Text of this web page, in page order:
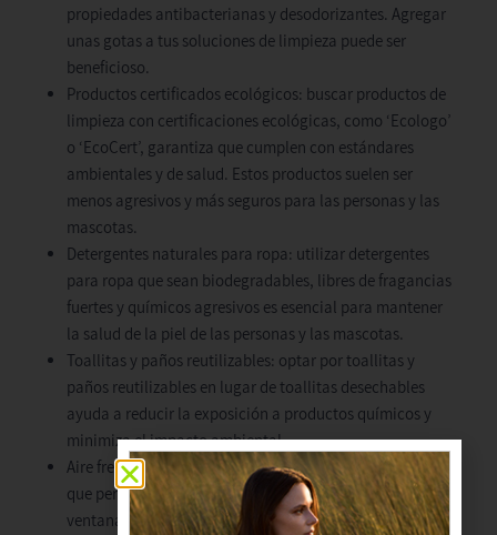
propiedades antibacterianas y desodorizantes. Agregar
unas gotas a tus soluciones de limpieza puede ser
beneficioso.
Productos certificados ecológicos: buscar productos de
limpieza con certificaciones ecológicas, como ‘Ecologo’
o ‘EcoCert’, garantiza que cumplen con estándares
ambientales y de salud. Estos productos suelen ser
menos agresivos y más seguros para las personas y las
mascotas.
Detergentes naturales para ropa: utilizar detergentes
para ropa que sean biodegradables, libres de fragancias
fuertes y químicos agresivos es esencial para mantener
la salud de la piel de las personas y las mascotas.
Toallitas y paños reutilizables: optar por toallitas y
paños reutilizables en lugar de toallitas desechables
ayuda a reducir la exposición a productos químicos y
minimiza el impacto ambiental.
Aire fresco: quizá suene a tontería, pero la realidad es
que permitir la circulación de aire fresco abriendo
ventanas y puertas puede ser una forma efectiva y